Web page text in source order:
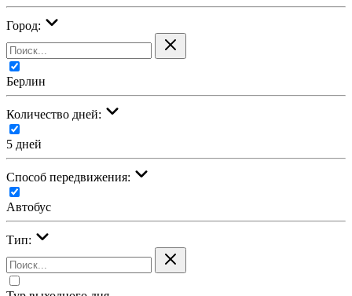
Город:
Берлин
Количество дней:
5 дней
Cпособ передвижения:
Автобус
Тип: